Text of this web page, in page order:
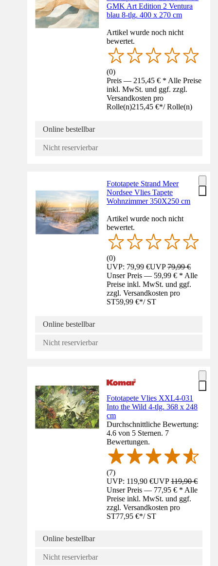
GMK Art Edition 2 Ventura
blau 8-tlg. 400 x 270 cm
Artikel wurde noch nicht
bewertet.
(0)
Preis — 215,45 € * Alle Preise
inkl. MwSt. und ggf. zzgl.
Versandkosten pro
Rolle(n)215,45 €*/ Rolle(n)
Online bestellbar
Nicht reservierbar
Fototapete Strand Meer
Nordsee Vlies Tapete
Wohnzimmer 350X250 cm
Artikel wurde noch nicht
bewertet.
(0)
UVP: 79,99 €UVP79,99 €
Unser Preis — 59,99 € * Alle
Preise inkl. MwSt. und ggf.
zzgl. Versandkosten pro
ST59,99 €*/ ST
Online bestellbar
Nicht reservierbar
Fototapete Vlies XXL4-031
Into the Wild 4-tlg. 368 x 248
cm
Durchschnittliche Bewertung:
4.6 von 5 Sternen. 7
Bewertungen.
(7)
UVP: 119,90 €UVP119,90 €
Unser Preis — 77,95 € * Alle
Preise inkl. MwSt. und ggf.
zzgl. Versandkosten pro
ST77,95 €*/ ST
Online bestellbar
Nicht reservierbar